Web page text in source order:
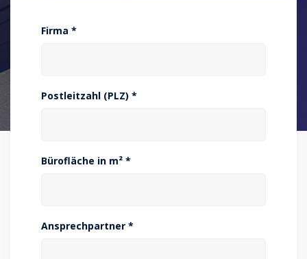
Firma *
Postleitzahl (PLZ) *
Bürofläche in m² *
Ansprechpartner *